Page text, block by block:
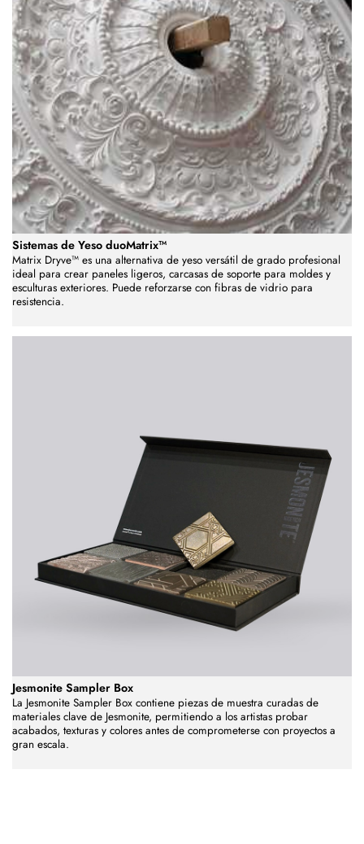
Sistemas de Yeso duoMatrix™
Matrix Dryve™ es una alternativa de yeso versátil de grado profesional
ideal para crear paneles ligeros, carcasas de soporte para moldes y
esculturas exteriores. Puede reforzarse con fibras de vidrio para
resistencia.
Jesmonite Sampler Box
La Jesmonite Sampler Box contiene piezas de muestra curadas de
materiales clave de Jesmonite, permitiendo a los artistas probar
acabados, texturas y colores antes de comprometerse con proyectos a
gran escala.